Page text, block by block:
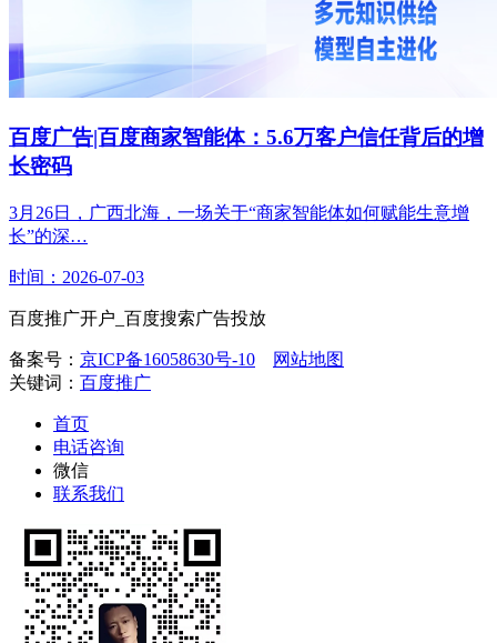
百度广告|百度商家智能体：5.6万客户信任背后的增
长密码
3月26日，广西北海，一场关于“商家智能体如何赋能生意增
长”的深…
时间：2026-07-03
百度推广开户_百度搜索广告投放
备案号： 京ICP备16058630号-10
网站地图
关键词： 百度推广
首页
电话咨询
微信
联系我们